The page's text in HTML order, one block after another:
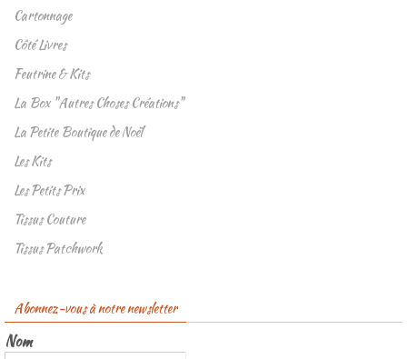
Cartonnage
Côté Livres
Feutrine & Kits
La Box "Autres Choses Créations"
La Petite Boutique de Noël
Les Kits
Les Petits Prix
Tissus Couture
Tissus Patchwork
Abonnez-vous à notre newsletter
Nom